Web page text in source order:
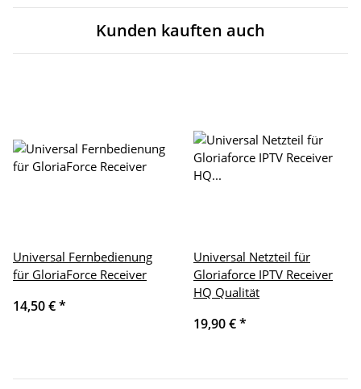
Kunden kauften auch
Universal Fernbedienung
für GloriaForce Receiver
14,50 €*
Universal Netzteil für
Gloriaforce IPTV Receiver
HQ Qualität
19,90 €*